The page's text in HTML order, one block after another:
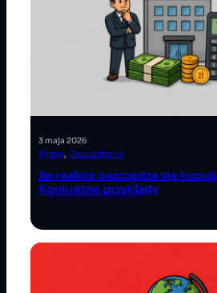
3 maja 2026
Firmy, Gospodarka
Ile realnie oszczędza się
Konkretne przykłady